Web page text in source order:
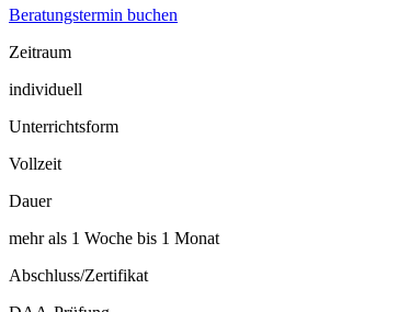
Beratungstermin buchen
Zeitraum
individuell
Unterrichtsform
Vollzeit
Dauer
mehr als 1 Woche bis 1 Monat
Abschluss/Zertifikat